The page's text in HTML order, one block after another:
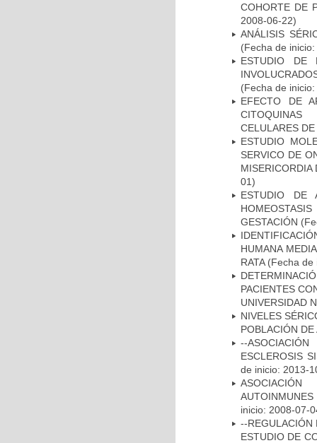
COHORTE DE
2008-06-22)
ANÁLISIS
(Fecha de
ESTUDIO DE
(Fecha de
EFECTO DE
CITOQUINAS
CELULARES
ESTUDIO
SERVICO DE
01)
ESTUDIO DE
GESTACIÓN
HUMANA
RATA(Fecha de
PACIENTES
UNIVERSIDAD
NIVELES
POBLACIÓN
--
ESCLEROSIS
de inicio: 2013-
ASOCIACIÓN
inicio: 2008-07-
--REGULACIÓN
ESTUDIO DE